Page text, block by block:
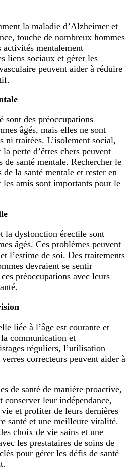
la maladie d’Alzheimer et
touche de nombreux hommes
activités mentalement
liens sociaux et gérer les
peuvent aider à réduire
sont des préoccupations
âgés, mais elles ne sont
ni traitées. L’isolement social,
perte d’êtres chers peuvent
santé mentale. Rechercher le
la santé mentale et rester en
amis sont importants pour le
la dysfonction érectile sont
âgés. Ces problèmes peuvent
l’estime de soi. Des traitements
devraient se sentir
préoccupations avec leurs
liée à l’âge est courante et
communication et
réguliers, l’utilisation
correcteurs peuvent aider à
de santé de manière proactive,
conserver leur indépendance,
et profiter de leurs dernières
santé et une meilleure vitalité.
choix de vie sains et une
les prestataires de soins de
pour gérer les défis de santé